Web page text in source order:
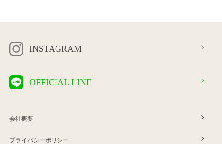
INSTAGRAM
OFFICIAL LINE
会社概要
プライバシーポリシー